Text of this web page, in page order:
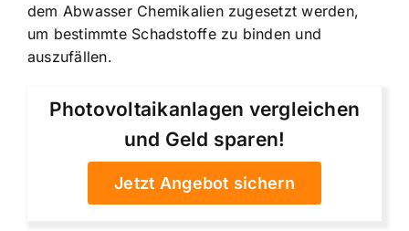
dem Abwasser Chemikalien zugesetzt werden,
um bestimmte Schadstoffe zu binden und
auszufällen.
Photovoltaikanlagen vergleichen
und Geld sparen!
Jetzt Angebot sichern